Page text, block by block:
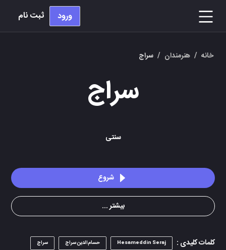
ورود ثبت نام
خانه / هنرمندان / سراج
سراج
سنتی
شروع
بیشتر ...
کلمات کلیدی : Hesameddin Seraj حسام‌الدین سراج سراج